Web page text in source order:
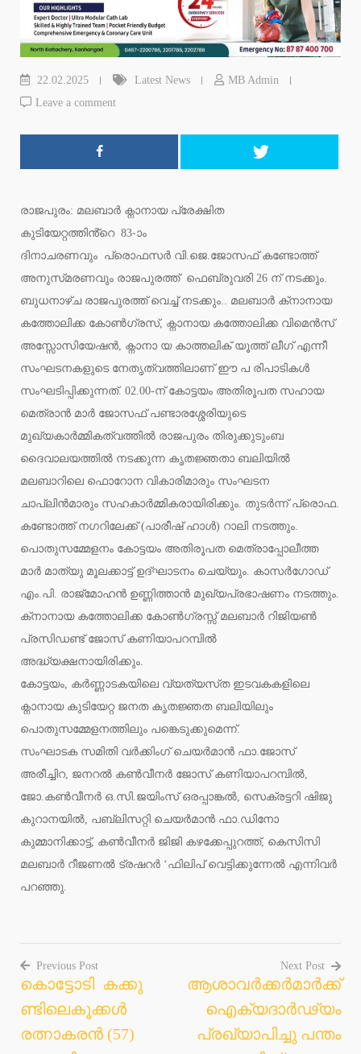
22.02.2025 Latest News
MB Admin
Leave a comment
രാജപുരം: മലബാർ ക്നാനായ പ്രേക്ഷിത
കുടിയേറ്റത്തിൻ്റെ 83-ാം
ദിനാചരണവും പ്രൊഫസർ വി.ജെ.ജോസഫ് കണ്ടോത്ത്
അനുസ്‌മരണവും രാജപുരത്ത് ഫെബ്രുവരി 26 ന് നടക്കും.
ബുധനാഴ്‌ച രാജപുരത്ത് വെച്ച് നടക്കും.. മലബാർ ക്‌നാനായ
കത്തോലിക്ക കോൺഗ്രസ്, ക്ന‌ാനായ കത്തോലിക്ക വിമെൻസ്
അസ്സോസിയേഷൻ, ക്നാനാ യ കാത്തലിക് യൂത്ത് ലീഗ് എന്നീ
സംഘടനകളുടെ നേതൃത്വത്തിലാണ് ഈ പ രിപാടികൾ
സംഘടിപ്പിക്കുന്നത്. 02.00-ന് കോട്ടയം അതിരൂപത സഹായ
മെത്രാൻ മാർ ജോസഫ് പണ്ടാരശ്ശേരിയുടെ
മുഖ്യകാർമ്മികത്വത്തിൽ രാജപുരം തിരുക്കുടുംബ
ദൈവാലയത്തിൽ നടക്കുന്ന കൃതജ്ഞതാ ബലിയിൽ
മലബാറിലെ ഫൊറോന വികാരിമാരും സംഘടന
ചാപ്ലിൻമാരും സഹകാർമ്മികരായിരിക്കും. തുടർന്ന് പ്രൊഫ.
കണ്ടോത്ത് നഗറിലേക്ക് (പാരീഷ് ഹാൾ) റാലി നടത്തും.
പൊതുസമ്മേളനം കോട്ടയം അതിരൂപത മെത്രാപ്പോലീത്ത
മാർ മാത്യു മൂലക്കാട്ട് ഉദ്ഘാടനം ചെയ്യും. കാസർഗോഡ്
എം.പി. രാജ്മോഹൻ ഉണ്ണിത്താൻ മുഖ്യപ്രഭാഷണം നടത്തും.
ക്‌നാനായ കത്തോലിക്ക കോൺഗ്രസ്സ് മലബാർ റിജിയൺ
പ്രസിഡണ്ട് ജോസ് കണിയാപറമ്പിൽ
അദ്ധ്യക്ഷനായിരിക്കും.
കോട്ടയം, കർണ്ണാടകയിലെ വ്യത്യസ്‌ത ഇടവകകളിലെ
ക്നാനായ കുടിയേറ്റ ജനത കൃതജ്ഞത ബലിയിലും
പൊതുസമ്മേളനത്തിലും പങ്കെടുക്കുമെന്ന്.
സംഘാടക സമിതി വർക്കിംഗ് ചെയർമാൻ ഫാ.ജോസ്
അരീച്ചിറ, ജനറൽ കൺവീനർ ജോസ് കണിയാപറമ്പിൽ,
ജോ.കൺവീനർ ഒ.സി.ജയിംസ് ഒരപ്പാങ്കൽ, സെക്രട്ടറി ഷിജു
കുറാനയിൽ, പബ്ലിസറ്റി ചെയർമാൻ ഫാ.ഡിനോ
കുമ്മാനിക്കാട്ട്, കൺവീനർ ജിജി കഴക്കേപ്പുറത്ത്, കെസിസി
മലബാർ റീജണൽ ട്രഷറർ ‘ഫിലിപ് വെട്ടിക്കുന്നേൽ എന്നിവർ
പറഞ്ഞു.
Post
navigation
Previous Post
കൊട്ടോടി കക്കു
ണ്ടിലെകൂക്കൾ
രത്നാകരൻ (57)
Next Post
ആശാവർക്കർമാർക്ക്
ഐക്യദാർഢ്യം
പ്രഖ്യാപിച്ചു പന്തം